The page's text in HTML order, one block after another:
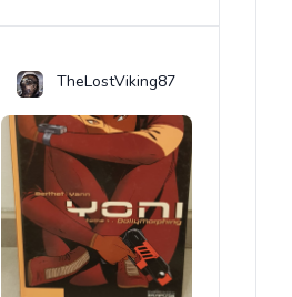
TheLostViking87